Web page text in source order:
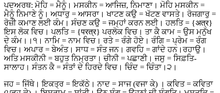
ਪਦਅਰਥ: ਮੋਹਿ = ਮੈਨੂੰ। ਮਸਕੀਨ = ਆਜਿਜ਼, ਨਿਮਾਣਾ। ਮੋਹਿ ਮਸਕੀਨ =
ਮੈਨੂੰ ਨਿਮਾਣੇ ਨੂੰ। ਅਧਾਰੁ = ਆਸਰਾ। ਖਾਟਣ ਕਉ = ਖੱਟਣ ਵਾਸਤੇ। ਰੋਜਗਾਰੁ =
ਰੋਜ਼ੀ ਕਮਾਣ ਲਈ ਕੰਮ। ਸੰਚਣ ਕਉ = ਜਮ੍ਹਾਂ ਕਰਨ ਲਈ। ਹਲਤਿ = {अत्र}
ਇਸ ਲੋਕ ਵਿਚ। ਪਲਤਿ = {परत्र} ਪਰਲੋਕ ਵਿਚ। ਤਾ ਕੈ ਕਾਮ = ਉਸ ਮਨੁੱਖ
ਦੇ ਕੰਮ।।੧। ਨਾਮਿ = ਨਾਮ ਵਿਚ। ਰਤੇ = ਰੰਗੇ ਹੋਏ। ਰੰਗਿ = ਪ੍ਰੇਮ = ਰੰਗ
ਵਿਚ। ਅਪਾਰ = ਬੇਅੰਤ। ਸਾਧ = ਸੰਤ ਜਨ। ਗਵਹਿ = ਗਾਂਦੇ ਹਨ।ਰਹਾਉ।
ਅਤਿ ਮਸਕੀਨੀ = ਬਹੁਤ ਨਿਮ੍ਰਤਾ। ਚੀਨੀ = ਪਛਾਣੀ। ਜਸੁ = ਸਿਫ਼ਤਿ-
ਸਾਲਾਹ। ਸੰਤਨ ਕੈ = ਸੰਤਾਂ ਦੇ ਹਿਰਦੇ ਵਿਚ। ਚਿੰਦ = ਚਿੰਤਾ।੨।
ਜਹ = ਜਿੱਥੇ। ਇਕਤ੍ਰ = ਇਕੱਠੇ। ਨਾਦ = ਸਾਜ (ਵਜਾ ਕੇ) । ਕਵਿਤ = ਕਵਿਤਾ